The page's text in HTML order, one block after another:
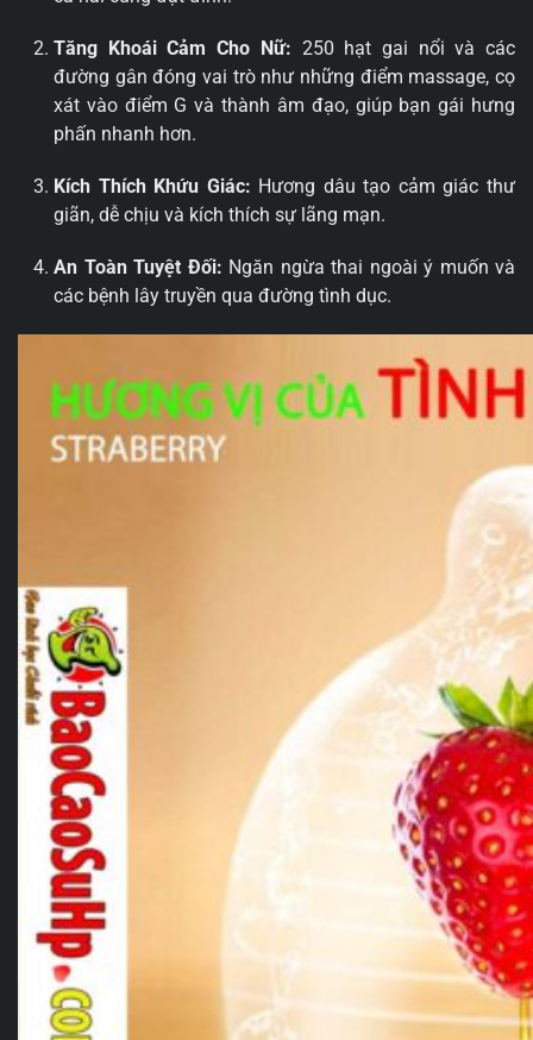
Tăng Khoái Cảm Cho Nữ: 250 hạt gai nổi và các
đường gân đóng vai trò như những điểm massage, cọ
xát vào điểm G và thành âm đạo, giúp bạn gái hưng
phấn nhanh hơn.
Kích Thích Khứu Giác: Hương dâu tạo cảm giác thư
giãn, dễ chịu và kích thích sự lãng mạn.
An Toàn Tuyệt Đối: Ngăn ngừa thai ngoài ý muốn và
các bệnh lây truyền qua đường tình dục.